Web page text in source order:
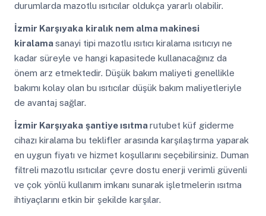
durumlarda mazotlu ısıtıcılar oldukça yararlı olabilir.
İzmir Karşıyaka kiralık nem alma makinesi
kiralamasanayi tipi mazotlu ısıtıcı kiralama ısıtıcıyı ne
kadar süreyle ve hangi kapasitede kullanacağınız da
önem arz etmektedir. Düşük bakım maliyeti genellikle
bakımı kolay olan bu ısıtıcılar düşük bakım maliyetleriyle
de avantaj sağlar.
İzmir Karşıyaka şantiye ısıtmarutubet küf giderme
cihazı kiralama bu teklifler arasında karşılaştırma yaparak
en uygun fiyatı ve hizmet koşullarını seçebilirsiniz. Duman
filtreli mazotlu ısıtıcılar çevre dostu enerji verimli güvenli
ve çok yönlü kullanım imkanı sunarak işletmelerin ısıtma
ihtiyaçlarını etkin bir şekilde karşılar.